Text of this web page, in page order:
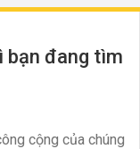
bạn đang tìm
cộng của chúng